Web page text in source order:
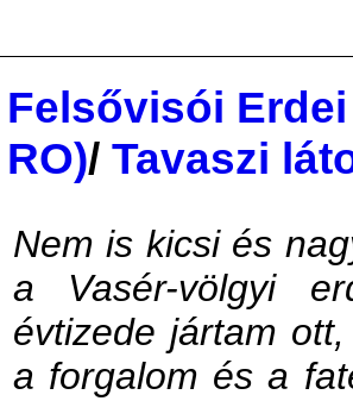
Felsővisói
RO)/ Tavaszi
Nem is kicsi és
a Vasér-völgyi
évtizede jártam
a forgalom és a